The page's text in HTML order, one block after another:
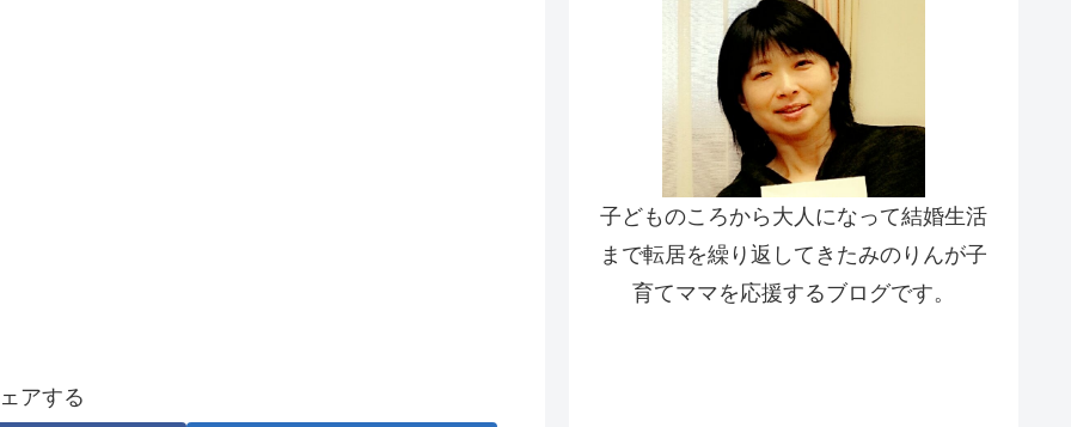
アする
子どものころから大人になって結婚生活
まで転居を繰り返してきたみのりんが子
育てママを応援するブログです。